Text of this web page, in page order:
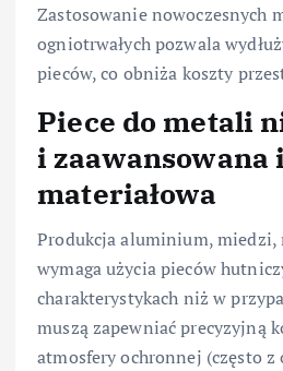
Zastosowanie nowoczesnych
ogniotrwałych pozwala
pieców, co obniża koszty
Piece do metali
i
materiałowa
Produkcja aluminium, miedzi,
wymaga użycia pieców
charakterystykach niż w
muszą zapewniać precyzyjną
atmosfery ochronnej (często z